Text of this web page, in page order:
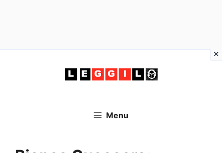
Menu